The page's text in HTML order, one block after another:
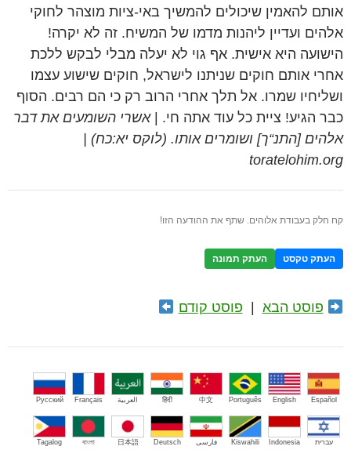
אותם להאמין שיכולים להמשיך באי-ציות מוצהר לחוקי
אלהים ועדיין ליהנות מדמו של המשיח. זה לא יקרה!
הישועה היא אישית. אף גוי לא יעלה מבלי לבקש ללכת
אחרי אותם חוקים שניתנו לישראל, חוקים שישוע עצמו
ושליחיו שמרו. אל תלך אחרי הרוב רק כי הם רבים. הסוף
כבר הגיע! ציית כל עוד אתה חי. |אשרי השומעים את דבר
אלהים [התנ“ך] ושומרים אותו. (לוקס יא:כח) |
toratelohim.org
קח חלק בעבודת אלוהים. שתף את ההודעה הזו!
העתק טקסט העתק תמונה
פוסט הבא פוסט קודם
Español
English
Português
中文
हिंदी العربية Français
Русский
עברית Indonesia
Kiswahili فارسی Deutsch
日本語
বাংলা
Tagalog